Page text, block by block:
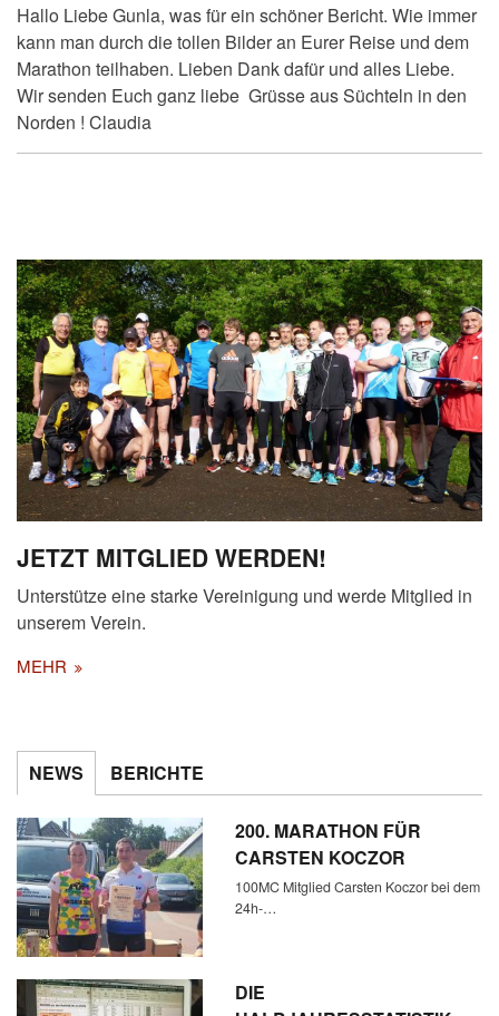
Hallo Liebe Gunla, was für ein schöner Bericht. Wie immer
kann man durch die tollen Bilder an Eurer Reise und dem
Marathon teilhaben. Lieben Dank dafür und alles Liebe.
Wir senden Euch ganz liebe Grüsse aus Süchteln in den
Norden ! Claudia
JETZT MITGLIED WERDEN!
Unterstütze eine starke Vereinigung und werde Mitglied in
unserem Verein.
MEHR
NEWS BERICHTE
200. MARATHON FÜR
CARSTEN KOCZOR
100MC Mitglied Carsten Koczor bei dem
24h-…
DIE